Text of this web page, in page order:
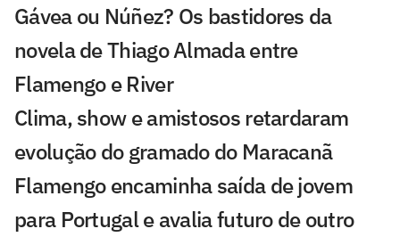
Gávea ou Núñez? Os bastidores da
novela de Thiago Almada entre
Flamengo e River
Clima, show e amistosos retardaram
evolução do gramado do Maracanã
Flamengo encaminha saída de jovem
para Portugal e avalia futuro de outro